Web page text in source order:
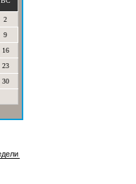
2
9
16
23
30